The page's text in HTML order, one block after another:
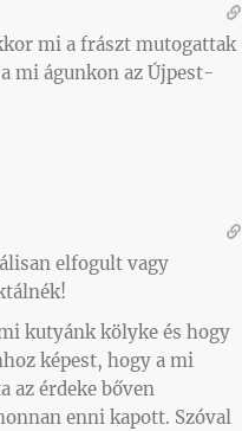
mi a frászt mutogattak
mi águnkon az Újpest-
elfogult vagy
kutyánk kölyke és hogy
képest, hogy a mi
az érdeke bőven
enni kapott. Szóval